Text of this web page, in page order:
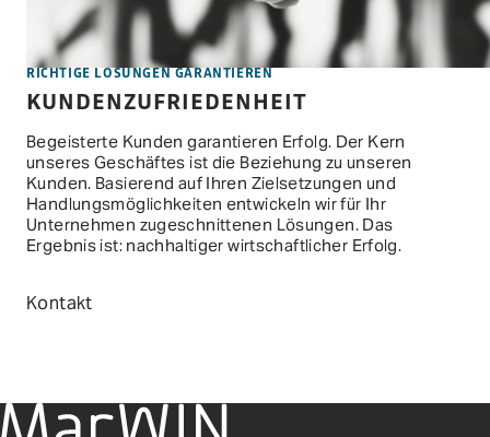
RICHTIGE LÖSUNGEN GARANTIEREN
KUNDENZUFRIEDENHEIT
Begeisterte Kunden garantieren Erfolg. Der Kern
unseres Geschäftes ist die Beziehung zu unseren
Kunden. Basierend auf Ihren Zielsetzungen und
Handlungsmöglichkeiten entwickeln wir für Ihr
Unternehmen zugeschnittenen Lösungen. Das
Ergebnis ist: nachhaltiger wirtschaftlicher Erfolg.
Kontakt